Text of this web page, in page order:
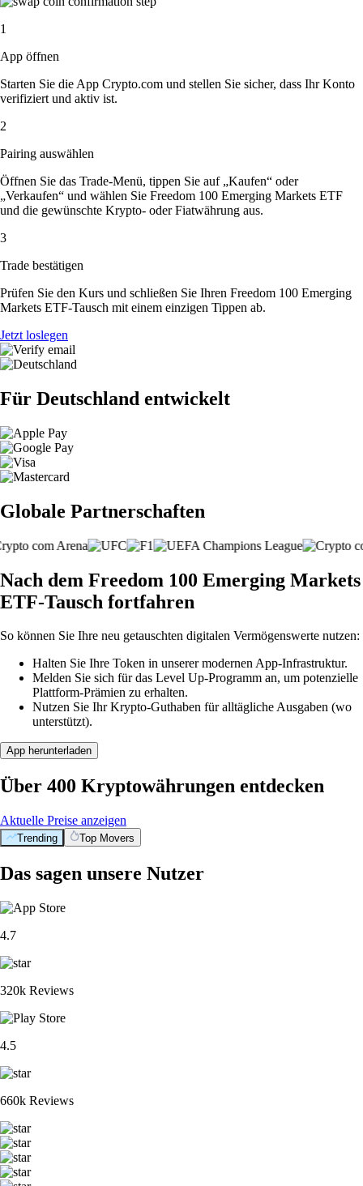
1
App öffnen
Starten Sie die App Crypto.com und stellen Sie sicher, dass Ihr Konto
verifiziert und aktiv ist.
2
Pairing auswählen
Öffnen Sie das Trade-Menü, tippen Sie auf „Kaufen“ oder
„Verkaufen“ und wählen Sie Freedom 100 Emerging Markets ETF
und die gewünschte Krypto- oder Fiatwährung aus.
3
Trade bestätigen
Prüfen Sie den Kurs und schließen Sie Ihren Freedom 100 Emerging
Markets ETF-Tausch mit einem einzigen Tippen ab.
Jetzt loslegen
Für Deutschland entwickelt
Globale Partnerschaften
Nach dem Freedom 100 Emerging Markets
ETF-Tausch fortfahren
So können Sie Ihre neu getauschten digitalen Vermögenswerte nutzen:
Halten Sie Ihre Token in unserer modernen App-Infrastruktur.
Melden Sie sich für das Level Up-Programm an, um potenzielle
Plattform-Prämien zu erhalten.
Nutzen Sie Ihr Krypto-Guthaben für alltägliche Ausgaben (wo
unterstützt).
App herunterladen
Über 400 Kryptowährungen entdecken
Aktuelle Preise anzeigen
Trending Top Movers
Das sagen unsere Nutzer
4.7
320k Reviews
4.5
660k Reviews